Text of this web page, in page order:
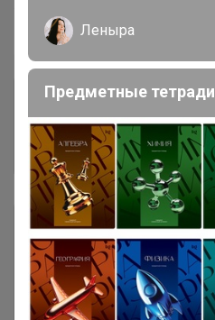
Ожидание
Комментарии к лотам
Отзывы участников
Описание
Условия участия
Леныра
Предметные тетради